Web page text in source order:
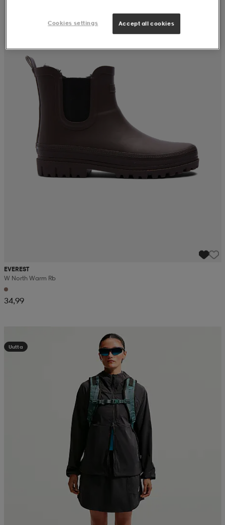
EVEREST
W North Warm Rb
34,99
Uutta
Cookies settings Accept all cookies